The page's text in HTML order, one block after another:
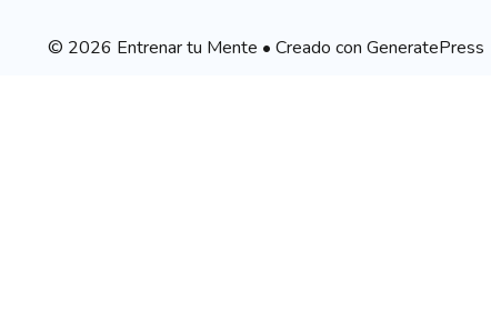
© 2026 Entrenar tu Mente • Creado con GeneratePress